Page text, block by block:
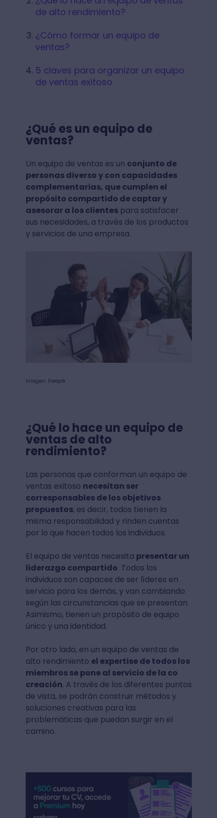
de alto rendimiento?
¿Cómo formar un equipo de
ventas?
5 claves para organizar un equipo
de ventas exitoso
¿Qué es un equipo de
ventas?
Un equipo de ventas es un conjunto de
personas diverso y con capacidades
complementarias, que cumplen el
propósito compartido de captar y
asesorar a los clientespara satisfacer
sus necesidades, a través de los productos
y servicios de una empresa.
Imagen: Freepik
¿Qué lo hace un equipo de
ventas de alto
rendimiento?
Las personas que conforman un equipo de
ventas exitoso necesitan ser
corresponsables de los objetivos
propuestos; es decir, todos tienen la
misma responsabilidad y rinden cuentas
por lo que hacen todos los individuos.
El equipo de ventas necesita presentar un
liderazgo compartido. Todos los
individuos son capaces de ser líderes en
servicio para los demás, y van cambiando
según las circunstancias que se presentan.
Asimismo, tienen un propósito de equipo
único y una identidad.
Por otro lado, en un equipo de ventas de
alto rendimiento el expertise de todos los
miembros se pone al servicio de la co
creación. A través de los diferentes puntos
de vista, se podrán construir métodos y
soluciones creativas para las
problemáticas que puedan surgir en el
camino.